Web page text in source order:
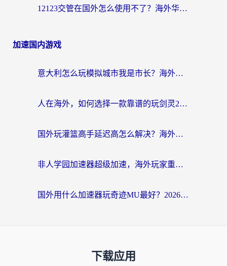
12123交管在国外怎么使用不了？海外华人必看的无缝访问国内资源指南
加速国内游戏
意大利怎么玩模拟城市我是市长？海外党国服游戏加速终极攻略（附三国3量子特攻解决办法）
人在海外，如何选择一款靠谱的玩剑灵2加速器？
国外玩灌篮高手延迟高怎么解决？海外玩家国服游戏加速终极指南
非人学园加速器超级加速，海外玩家重返国服的通行证
国外用什么加速器玩奇迹MU最好？2026海外玩家国服游戏加速全攻略
下载应用